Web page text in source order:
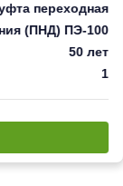
переходная
(ПНД) ПЭ-100
50 лет
1